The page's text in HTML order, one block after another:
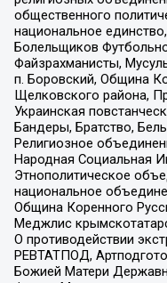
общественного
национальное
Болельщиков
Файзрахманисты,
п. Боровский, Община
Щелковского района,
Украинская
Бандеры, Братство,
Религиозное
Народная Социальная
Этнополитическое
национальное
Община Коренного
Меджлис
О противодействии
РЕВТАТПОД,
Божией Матери